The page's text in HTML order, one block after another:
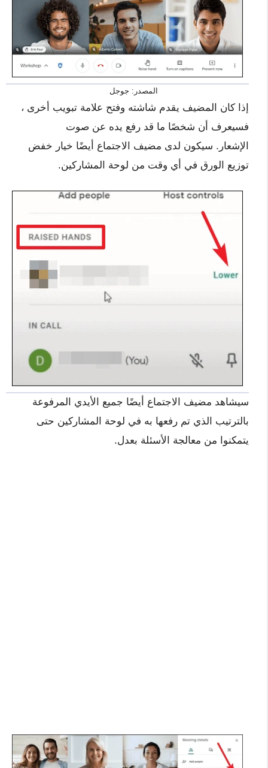
المصدر: جوجل
إذا كان المضيف يقدم شاشته وفتح علامة تبويب أخرى ،
فسيعرف أن شخصًا ما قد رفع يده عن صوت
الإشعار. سيكون لدى مضيف الاجتماع أيضًا خيار خفض
توزيع الورق في أي وقت من لوحة المشاركين.
سيشاهد مضيف الاجتماع أيضًا جميع الأيدي المرفوعة
بالترتيب الذي تم رفعها به في لوحة المشاركين حتى
يتمكنوا من معالجة الأسئلة بعدل.